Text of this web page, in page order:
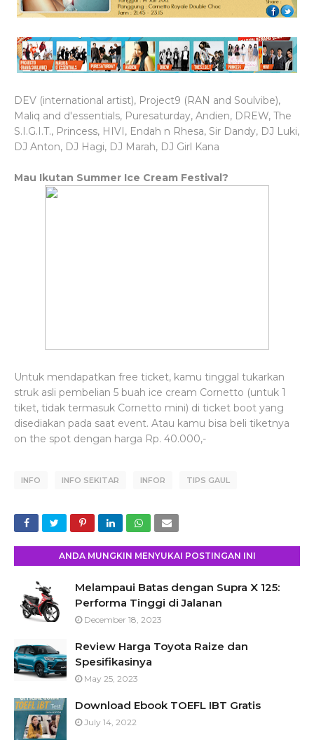
DEV (international artist), Project9 (RAN and Soulvibe),
Maliq and d'essentials, Puresaturday, Andien, DREW, The
S.I.G.I.T., Princess, HIVI, Endah n Rhesa, Sir Dandy, DJ Luki,
DJ Anton, DJ Hagi, DJ Marah, DJ Girl Kana
Mau Ikutan Summer Ice Cream Festival?
Untuk mendapatkan free ticket, kamu tinggal tukarkan
struk asli pembelian 5 buah ice cream Cornetto (untuk 1
tiket, tidak termasuk Cornetto mini) di ticket boot yang
disediakan pada saat event. Atau kamu bisa beli tiketnya
on the spot dengan harga Rp. 40.000,-
INFO INFO SEKITAR INFOR TIPS GAUL
ANDA MUNGKIN MENYUKAI POSTINGAN INI
Melampaui Batas dengan Supra X 125:
Performa Tinggi di Jalanan
December 18, 2023
Review Harga Toyota Raize dan
Spesifikasinya
May 25, 2023
Download Ebook TOEFL IBT Gratis
July 14, 2022